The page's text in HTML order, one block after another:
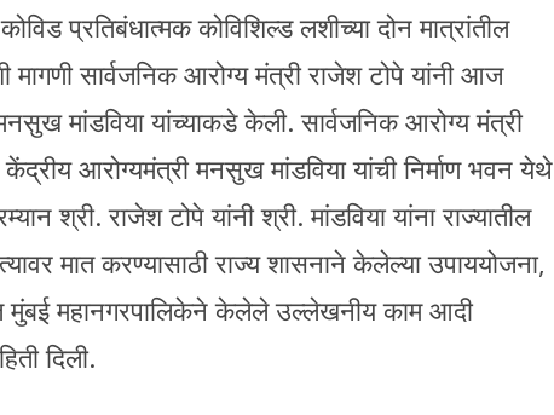
प्रतिबंधात्मक कोविशिल्ड लशीच्या दोन मात्रांतील
सार्वजनिक आरोग्य मंत्री राजेश टोपे यांनी आज
मांडविया यांच्याकडे केली. सार्वजनिक आरोग्य मंत्री
आरोग्यमंत्री मनसुख मांडविया यांची निर्माण भवन येथे
श्री. राजेश टोपे यांनी श्री. मांडविया यांना राज्यातील
मात करण्यासाठी राज्य शासनाने केलेल्या उपाययोजना,
मुंबई महानगरपालिकेने केलेले उल्लेखनीय काम आदी
दिली.